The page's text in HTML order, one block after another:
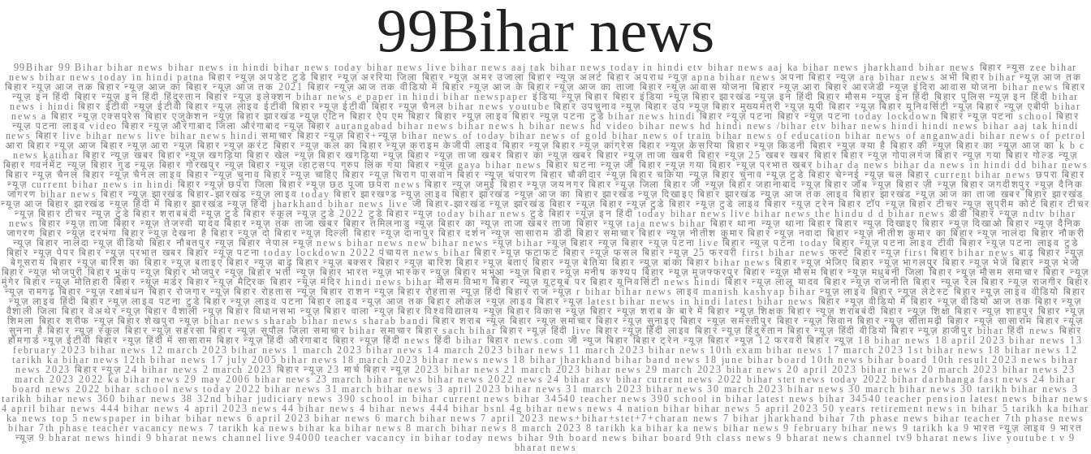
99Bihar news
99Bihar 99 Bihar bihar news bihar news in hindi bihar news today bihar news live bihar news aaj tak bihar news today in hindi etv bihar news aaj ka bihar news jharkhand bihar news बिहार न्यूस zee bihar
news bihar news today in hindi patna बिहार न्यूज़ अपडेट टुडे बिहार न्यूज़ अररिया जिला बिहार न्यूज़ अमर उजाला बिहार न्यूज़ अलर्ट बिहार अपराध न्यूज़ apna bihar news अपना बिहार न्यूज़ ara bihar news अभी बिहार bihar न्यूज़ आज तक
बिहार न्यूज़ आज तक बिहार न्यूज़ आज का बिहार न्यूज़ आज तक 2021 बिहार न्यूज़ आज तक वीडियो में बिहार न्यूज़ आज के बिहार न्यूज़ आज का ताजा बिहार न्यूज़ आवास योजना बिहार न्यूज़ आरा बिहार आरजेडी न्यूज़ इंदिरा आवास योजना bihar news बिहार
न्यूज़ इन हिंदी बिहार न्यूज़ इन हिंदी हिंदुस्तान बिहार न्यूज़ इलेक्शन bihar news e paper in hindi bihar newspaper इंडिया न्यूज़ बिहार बिहार इंडिया न्यूज़ बिहार झारखंड न्यूज़ इन हिंदी बिहार मौसम न्यूज़ इन हिंदी बिहार पुलिस न्यूज़ इन हिंदी bihar
news i hindi बिहार ईटीवी न्यूज़ ईटीवी बिहार न्यूज़ लाइव ईटीवी बिहार न्यूज़ ईटीवी बिहार न्यूज़ चैनल bihar news youtube बिहार उपचुनाव न्यूज़ बिहार उप न्यूज़ बिहार मुख्यमंत्री न्यूज़ यूपी बिहार न्यूज़ बिहार यूनिवर्सिटी न्यूज़ बिहार न्यूज़ एबीपी bihar
news a बिहार न्यूज़ एक्सप्रेस बिहार एजुकेशन न्यूज़ बिहार झारखंड न्यूज़ एटिन बिहार ऐप एम बिहार बिहार न्यूज़ लाइव बिहार न्यूज़ पटना टुडे bihar news hindi बिहार न्यूज़ पटना बिहार न्यूज़ पटना today lockdown बिहार न्यूज़ पटना school बिहार
न्यूज़ पटना लाइव video बिहार न्यूज़ औरंगाबाद जिला औरंगाबाद न्यूज़ बिहार aurangabad bihar news bihar news h bihar news hd video bihar news hd hindi news /bihar etv bihar news hindi hindi news bihar aaj tak hindi
news बिहार live bihar news live bihar news hindi समाचार बिहार न्यूज़ बिहार+न्यूज़ bihar news of today bihar news of gold bihar news of train bihar news of education bihar news of anganwadi bihar news of petrol
आरा बिहार न्यूज़ आज बिहार न्यूज़ आरा न्यूज़ बिहार न्यूज़ करंट बिहार न्यूज़ कल का बिहार न्यूज़ क्राइम केजीपी लाइव बिहार न्यूज़ बिहार न्यूज़ कांग्रेस बिहार न्यूज़ केसरिया बिहार न्यूज़ किडनी बिहार न्यूज़ क्या है बिहार की न्यूज़ बिहार का न्यूज़ आज का k b c
news katihar बिहार न्यूज़ खबर बिहार न्यूज़ खगड़िया बिहार खेल न्यूज़ बिहार खगड़िया न्यूज़ बिहार न्यूज़ ताजा खबर बिहार का न्यूज़ खबर बिहार न्यूज़ ताजा खबरी बिहार न्यूज़ 25 खबर खबर बिहार बिहार न्यूज़ गोपालगंज बिहार न्यूज़ गया बिहार गोल्ड न्यूज़
बिहार गवर्नमेंट न्यूज़ बिहार गुड न्यूज़ बिहार गोरखपुर न्यूज़ बिहार न्यूज़ व्हाट्सप्प ग्रुप लिंक गया बिहार न्यूज़ gaya bihar news बिहार घटना न्यूज़ जी बिहार न्यूज़ गया बिहार न्यूज़ प्रभात खबर bihar da news bihar da news in hindi dd bihar news
बिहार न्यूज़ चैनल बिहार न्यूज़ चैनल लाइव बिहार न्यूज़ चुनाव बिहार न्यूज़ चाहिए बिहार न्यूज़ चिराग पासवान बिहार न्यूज़ चंपारण बिहार चौकीदार न्यूज़ बिहार चकिया न्यूज़ बिहार चुनाव न्यूज़ टुडे बिहार चेन्नई न्यूज़ चल बिहार current bihar news छपरा बिहार
न्यूज़ current bihar news in hindi बिहार न्यूज़ छपरा जिला बिहार न्यूज़ छठ पूजा छपरा news बिहार न्यूज़ जमुई बिहार न्यूज़ जयनगर बिहार न्यूज़ जिला बिहार जी न्यूज़ बिहार जहानाबाद न्यूज़ बिहार जॉब न्यूज़ बिहार ज़ी न्यूज़ बिहार जगदीशपुर न्यूज़ दैनिक
जागरण bihar news बिहार न्यूज़ झारखंड बिहार-झारखंड न्यूज़ लाइव today बिहार झारखण्ड न्यूज़ लाइव बिहार झारखंड न्यूज़ आज का बिहार झारखंड न्यूज़ दिखाइए बिहार झारखंड न्यूज़ आज तक लाइव बिहार झारखंड न्यूज़ आज का ताजा खबर बिहार झारखंड
न्यूज़ आज बिहार झारखंड न्यूज़ हिंदी में बिहार झारखंड न्यूज़ हिंदी jharkhand bihar news live जी बिहार-झारखंड न्यूज़ झारखंड बिहार न्यूज़ बिहार न्यूज़ टुडे बिहार न्यूज़ टुडे लाइव बिहार न्यूज़ ट्रेन बिहार टॉप न्यूज़ बिहार टीचर न्यूज़ सुप्रीम कोर्ट बिहार टीचर
न्यूज़ बिहार टीचर न्यूज़ टुडे बिहार शराबबंदी न्यूज़ टुडे बिहार स्कूल न्यूज़ टुडे 2022 टुडे बिहार न्यूज़ today bihar news टुडे बिहार न्यूज़ इन हिंदी today bihar news live bihar news the hindu d d bihar news डीडी बिहार न्यूज़ ndtv bihar
news बिहार न्यूज़ ताजा बिहार न्यूज़ तेजस्वी यादव बिहार न्यूज़ तक ताजा खबर बिहार तमिलनाडु न्यूज़ बिहार का न्यूज़ ताजा खबर ताजा बिहार न्यूज़ taja news bihar बिहार थाना न्यूज़ थाना बिहार बिहार न्यूज़ दिखाइए बिहार न्यूज़ दिखाओ बिहार न्यूज़ दैनिक
जागरण बिहार न्यूज़ दरभंगा बिहार न्यूज़ देखना है बिहार न्यूज़ दो बिहार न्यूज़ दिल्ली बिहार न्यूज़ दानापुर बिहार दर्शन न्यूज़ सासाराम डीडी बिहार समाचार बिहार न्यूज़ नीतीश कुमार बिहार न्यूज़ नवादा बिहार न्यूज़ नीतीश कुमार का बिहार न्यूज़ नालंदा बिहार नौकरी
न्यूज़ बिहार नालंदा न्यूज़ वीडियो बिहार नौबतपुर न्यूज़ बिहार नेपाल न्यूज़ news bihar news new bihar news न्यूज़ bihar न्यूज़ बिहार न्यूज़ बिहार न्यूज़ पटना live बिहार न्यूज़ पटना today बिहार न्यूज़ पटना लाइव टीवी बिहार न्यूज़ पटना लाइव टुडे
बिहार न्यूज़ पेपर बिहार न्यूज़ प्रभात खबर बिहार न्यूज़ पटना today lockdown 2022 पंचायत news bihar बिहार न्यूज़ फटाफट बिहार न्यूज़ फसल बिहार न्यूज़ 25 फरवरी first bihar news फर्स्ट बिहार न्यूज़ first बिहार bihar news बाढ़ बिहार न्यूज़
बेगूसराय बिहार न्यूज़ बारिश का बिहार न्यूज़ बताइए बिहार न्यूज़ बाढ़ बिहार न्यूज़ बक्सर बिहार न्यूज़ बारिश बिहार न्यूज़ बताएं बिहार न्यूज़ बेतिया बिहार न्यूज़ बांका बिहार bihar news बिहार न्यूज़ भेजिए बिहार न्यूज़ भागलपुर बिहार न्यूज़ भेजें बिहार न्यूज़ भेजो
बिहार न्यूज़ भोजपुरी बिहार भूकंप न्यूज़ बिहार भोजपुर न्यूज़ बिहार भर्ती न्यूज़ बिहार भारत न्यूज़ भास्कर न्यूज़ बिहार भभुआ न्यूज़ बिहार न्यूज़ मनीष कश्यप बिहार न्यूज़ मुजफ्फरपुर बिहार न्यूज़ मौसम बिहार न्यूज़ मधुबनी जिला बिहार न्यूज़ मौसम समाचार बिहार न्यूज़
मुंगेर बिहार न्यूज़ मोतिहारी बिहार न्यूज़ मर्डर बिहार न्यूज़ मैट्रिक बिहार न्यूज़ मंदिर hindi news bihar मौसम विभाग बिहार न्यूज़ यूट्यूब पर बिहार यूनिवर्सिटी news hindi बिहार न्यूज़ लालू यादव बिहार न्यूज़ राजनीति बिहार न्यूज़ रेल बिहार न्यूज़ राजगीर बिहार
न्यूज़ रामगढ़ बिहार न्यूज़ रक्षाबंधन बिहार रोजगार न्यूज़ बिहार रोहतास न्यूज़ बिहार राशन न्यूज़ बिहार रोहतास न्यूज़ हिंदी बिहार राज न्यूज़ r bihar bihar news लाइव manish kashyap bihar न्यूज़ लाइव बिहार न्यूज़ लेटेस्ट बिहार न्यूज़ लाइव वीडियो बिहार
न्यूज़ लाइव हिंदी बिहार न्यूज़ लाइव पटना टुडे बिहार न्यूज़ लाइव पटना बिहार लाइव न्यूज़ आज तक बिहार लोकल न्यूज़ लाइव बिहार न्यूज़ latest bihar news in hindi latest bihar news बिहार न्यूज़ वीडियो में बिहार न्यूज़ वीडियो आज तक बिहार न्यूज़
वैशाली जिला बिहार वेअथेर न्यूज़ बिहार वैशाली न्यूज़ बिहार विधानसभा न्यूज़ बिहार वाला न्यूज़ बिहार विश्वविद्यालय न्यूज़ बिहार विकास न्यूज़ बिहार न्यूज़ शराब के बारे में बिहार न्यूज़ शिक्षक बिहार न्यूज़ शराबबंदी बिहार न्यूज़ शिक्षा बिहार न्यूज़ शाहपुर बिहार न्यूज़
शिमला बिहार शरीफ न्यूज़ बिहार शेखपुरा न्यूज़ bihar news sharab bihar news sharab bandi बिहार शराब न्यूज़ बिहार न्यूज़ समाचार बिहार न्यूज़ सुनाइए बिहार न्यूज़ समस्तीपुर बिहार न्यूज़ सिवान बिहार न्यूज़ सीतामढ़ी बिहार न्यूज़ सासाराम बिहार न्यूज़
सुनना है बिहार न्यूज़ स्कूल बिहार न्यूज़ सहरसा बिहार न्यूज़ सुपौल जिला समाचार bihar समाचार बिहार sach bihar बिहार न्यूज़ हिंदी live बिहार न्यूज़ हिंदी लाइव बिहार न्यूज़ हिंदुस्तान बिहार न्यूज़ हिंदी वीडियो बिहार न्यूज़ हाजीपुर bihar हिंदी news बिहार
होमगार्ड न्यूज़ ईटीवी बिहार न्यूज़ हिंदी में सासाराम बिहार न्यूज़ हिंदी औरंगाबाद बिहार न्यूज़ हिंदी news हिंदी bihar बिहार news.com जी न्यूज बिहार बिहार ट्रेन न्यूज़ बिहार न्यूज़ 12 फरवरी बिहार न्यूज़ 18 bihar news 18 april 2023 bihar news 13
february 2023 bihar news 12 march 2023 bihar news 1 march 2023 bihar news 14 march 2023 bihar news 11 march 2023 bihar news 10th exam bihar news 17 march 2023 1st bihar news 18 bihar news 12
tarikh ka bihar news 12th bihar news 17 july 2005 bihar news 18 march 2023 bihar news news 18 bihar jharkhand bihar band news 18 june bihar board 10th news bihar board 10th result 2023 news bihar
news 2023 बिहार न्यूज़ 24 bihar news 2 march 2023 बिहार न्यूज़ 23 मार्च बिहार न्यूज़ 2023 bihar news 21 march 2023 bihar news 29 march 2023 bihar news 20 april 2023 bihar news 20 march 2023 bihar news 23
march 2023 2022 ka bihar news 29 may 2006 bihar news 23 march bihar news bihar news 2022 news 24 bihar asv bihar current news 2022 bihar stet news today 2022 bihar darbhanga fast news 24 bihar
board news 2022 bihar school news today 2022 bihar news 31 march bihar news 3 april 2023 bihar news 31 march 2023 bihar news 30 march 2023 bihar news 30 march bihar news 30 tarikh bihar news 3
tarikh bihar news 360 bihar news 38 32nd bihar judiciary news 390 school in bihar current news bihar 34540 teacher news 390 school in bihar latest news bihar 34540 teacher pension latest news bihar news
4 april bihar news 444 bihar news 4 april 2023 news 44 bihar news 4 bihar news 444 bihar bsnl 4g bihar news news 4 nation bihar bihar news 5 april 2023 50 years retirement news in bihar 5 tarikh ka bihar
ka news top 5 newspaper in bihar bihar news 6 april 2023 bihar news 6 march bihar news 7 april 2023 news+bihar+stet+7+charan news 7 bihar jharkhand bihar 7th phase news bihar teacher 7th phase news
bihar 7th phase teacher vacancy news 7 tarikh ka news bihar ka bihar news 8 march bihar news 8 march 2023 8 tarikh ka bihar ka news bihar news 9 february bihar news 9 tarikh ka 9 भारत न्यूज़ लाइव 9 भारत
न्यूज़ 9 bharat news hindi 9 bharat news channel live 94000 teacher vacancy in bihar today news bihar 9th board news bihar board 9th class news 9 bharat news channel tv9 bharat news live youtube t v 9
bharat news